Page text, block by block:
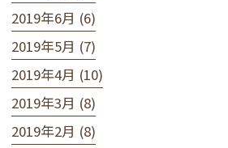
2019年6月 (6)
2019年5月 (7)
2019年4月 (10)
2019年3月 (8)
2019年2月 (8)